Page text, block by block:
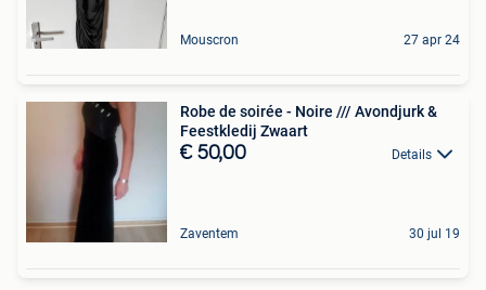
Mouscron 27 apr 24
Robe de soirée - Noire /// Avondjurk &
Feestkledij Zwaart
€ 50,00 Details
Zaventem 30 jul 19